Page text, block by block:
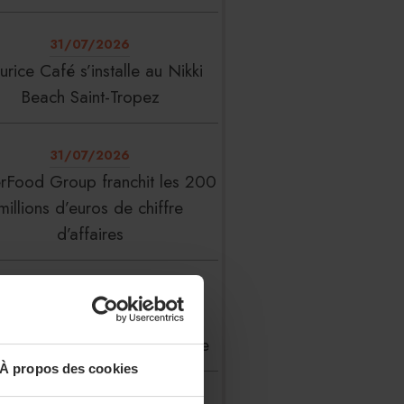
À propos des cookies
31/07/2026
Café s’installe au Nikki
Beach Saint-Tropez
31/07/2026
Group franchit les 200
d’euros de chiffre
d’affaires
31/07/2026
Liste : La Réserve Paris de
meilleur hôtel du monde